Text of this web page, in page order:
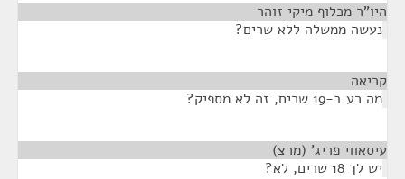
היו"ר מכלוף מיקי זוהר
נעשה ממשלה ללא שרים?
קריאה
מה רע ב-19 שרים, זה לא מספיק?
עיסאווי פריג' (מרצ)
יש לך 18 שרים, לא?